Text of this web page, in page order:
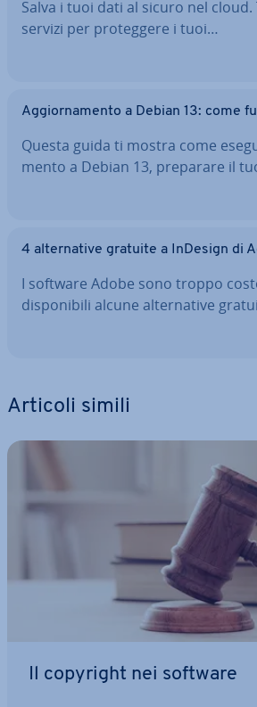
Salva i tuoi dati al sicuro nel
servizi per pro­teg­ge­re i tuoi…
Ag­gior­na­men­to a Debian 13: come
Questa guida ti mostra come
men­to a Debian 13, preparare il
4 al­ter­na­ti­ve gratuite a InDesign di
I software Adobe sono troppo
di­spo­ni­bi­li alcune al­ter­na­ti­ve
Articoli simili
Il copyright nei software